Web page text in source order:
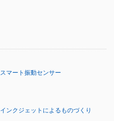
スマート振動センサー
インクジェットによるものづくり